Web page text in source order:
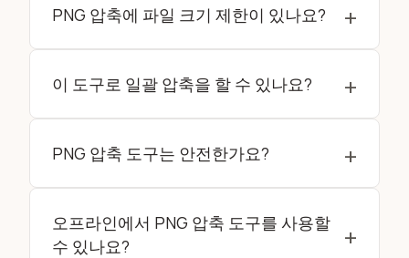
서 직접 PNG 이미지를 압축하므로 최소한의 화질
PNG 압축에 파일 크기 제한이 있나요? +
니다. 최상의 성능을 위해 한 번에 20MB 이하의 이
량 파일을 처리하도록 설계되었지만, 작은 배치가
더 빠른 처리를 보장합니다.
이 도구로 일괄 압축을 할 수 있나요? +
할 수 있습니다.
PNG 압축 도구는 안전한가요? +
로컬로 수행되므로 이미지가 서버에 업로드되지 않
습니다. 이러한 로컬 처리는 데이터가 기기를 떠나
오프라인에서 PNG 압축 도구를 사용할
수 있나요?
+